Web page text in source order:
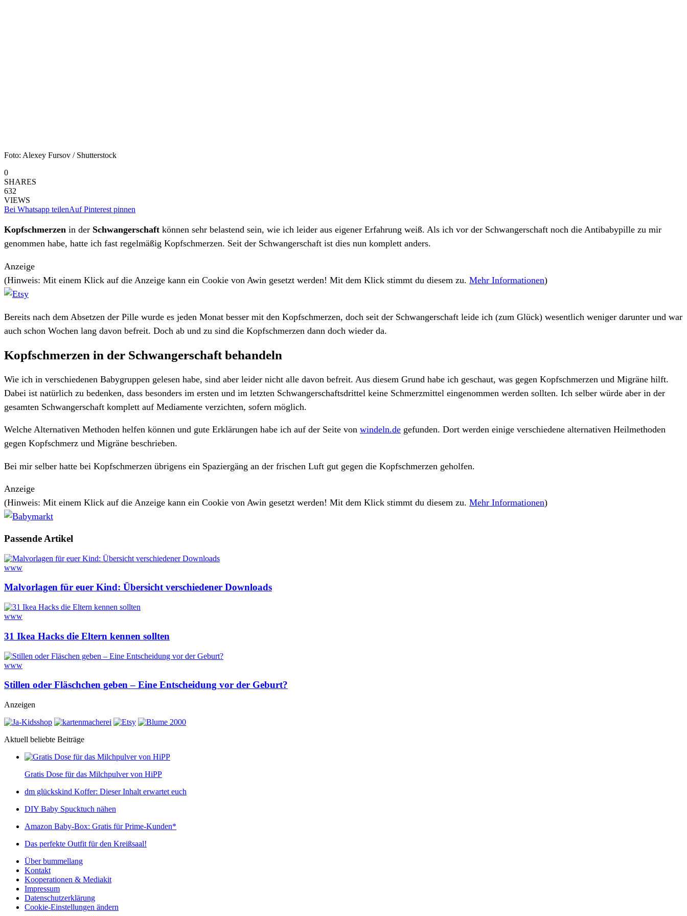
Foto: Alexey Fursov / Shutterstock
0
SHARES
632
VIEWS
Bei Whatsapp teilenAuf Pinterest pinnen
Kopfschmerzen in der Schwangerschaft können sehr belastend sein, wie ich leider aus eigener Erfahrung weiß. Als ich vor der Schwangerschaft noch die Antibabypille zu mir
genommen habe, hatte ich fast regelmäßig Kopfschmerzen. Seit der Schwangerschaft ist dies nun komplett anders.
Anzeige
(Hinweis: Mit einem Klick auf die Anzeige kann ein Cookie von Awin gesetzt werden! Mit dem Klick stimmt du diesem zu. Mehr Informationen)
Bereits nach dem Absetzen der Pille wurde es jeden Monat besser mit den Kopfschmerzen, doch seit der Schwangerschaft leide ich (zum Glück) wesentlich weniger darunter und war
auch schon Wochen lang davon befreit. Doch ab und zu sind die Kopfschmerzen dann doch wieder da.
Kopfschmerzen in der Schwangerschaft behandeln
Wie ich in verschiedenen Babygruppen gelesen habe, sind aber leider nicht alle davon befreit. Aus diesem Grund habe ich geschaut, was gegen Kopfschmerzen und Migräne hilft.
Dabei ist natürlich zu bedenken, dass besonders im ersten und im letzten Schwangerschaftsdrittel keine Schmerzmittel eingenommen werden sollten. Ich selber würde aber in der
gesamten Schwangerschaft komplett auf Mediamente verzichten, sofern möglich.
Welche Alternativen Methoden helfen können und gute Erklärungen habe ich auf der Seite von windeln.de gefunden. Dort werden einige verschiedene alternativen Heilmethoden
gegen Kopfschmerz und Migräne beschrieben.
Bei mir selber hatte bei Kopfschmerzen übrigens ein Spaziergäng an der frischen Luft gut gegen die Kopfschmerzen geholfen.
Anzeige
(Hinweis: Mit einem Klick auf die Anzeige kann ein Cookie von Awin gesetzt werden! Mit dem Klick stimmt du diesem zu. Mehr Informationen)
Passende Artikel
www
Malvorlagen für euer Kind: Übersicht verschiedener Downloads
www
31 Ikea Hacks die Eltern kennen sollten
www
Stillen oder Fläschchen geben – Eine Entscheidung vor der Geburt?
Anzeigen
Aktuell beliebte Beiträge
Gratis Dose für das Milchpulver von HiPP
dm glückskind Koffer: Dieser Inhalt erwartet euch
DIY Baby Spucktuch nähen
Amazon Baby-Box: Gratis für Prime-Kunden*
Das perfekte Outfit für den Kreißsaal!
Über bummellang
Kontakt
Kooperationen & Mediakit
Impressum
Datenschutzerklärung
Cookie-Einstellungen ändern